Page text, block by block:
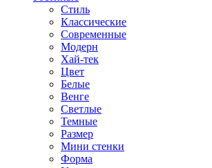
Стиль
Классические
Современные
Модерн
Хай-тек
Цвет
Белые
Венге
Светлые
Темные
Размер
Мини стенки
Форма